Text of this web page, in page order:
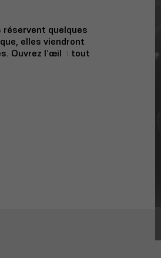
réservent quelques
elles viendront
Ouvrez l’œil : tout